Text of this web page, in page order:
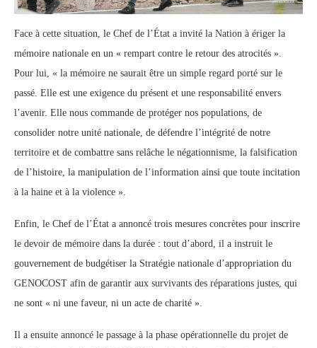
Face à cette situation, le Chef de l’État a invité la Nation à ériger la
mémoire nationale en un « rempart contre le retour des atrocités ».
Pour lui, « la mémoire ne saurait être un simple regard porté sur le
passé. Elle est une exigence du présent et une responsabilité envers
l’avenir. Elle nous commande de protéger nos populations, de
consolider notre unité nationale, de défendre l’intégrité de notre
territoire et de combattre sans relâche le négationnisme, la falsification
de l’histoire, la manipulation de l’information ainsi que toute incitation
à la haine et à la violence ».
Enfin, le Chef de l’État a annoncé trois mesures concrètes pour inscrire
le devoir de mémoire dans la durée : tout d’abord, il a instruit le
gouvernement de budgétiser la Stratégie nationale d’appropriation du
GENOCOST afin de garantir aux survivants des réparations justes, qui
ne sont « ni une faveur, ni un acte de charité ».
Il a ensuite annoncé le passage à la phase opérationnelle du projet de